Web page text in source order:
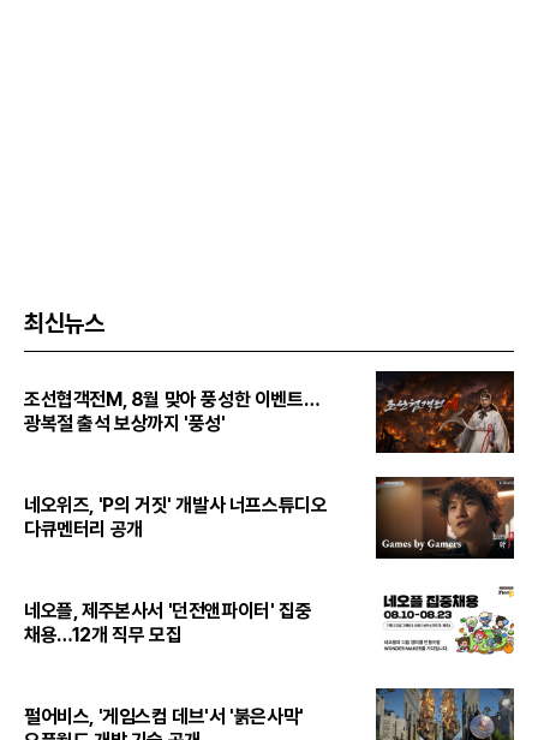
최신뉴스
조선협객전M, 8월 맞아 풍성한 이벤트…
광복절 출석 보상까지 '풍성'
네오위즈, 'P의 거짓' 개발사 너프스튜디오
다큐멘터리 공개
네오플, 제주본사서 '던전앤파이터' 집중
채용…12개 직무 모집
펄어비스, '게임스컴 데브'서 '붉은사막'